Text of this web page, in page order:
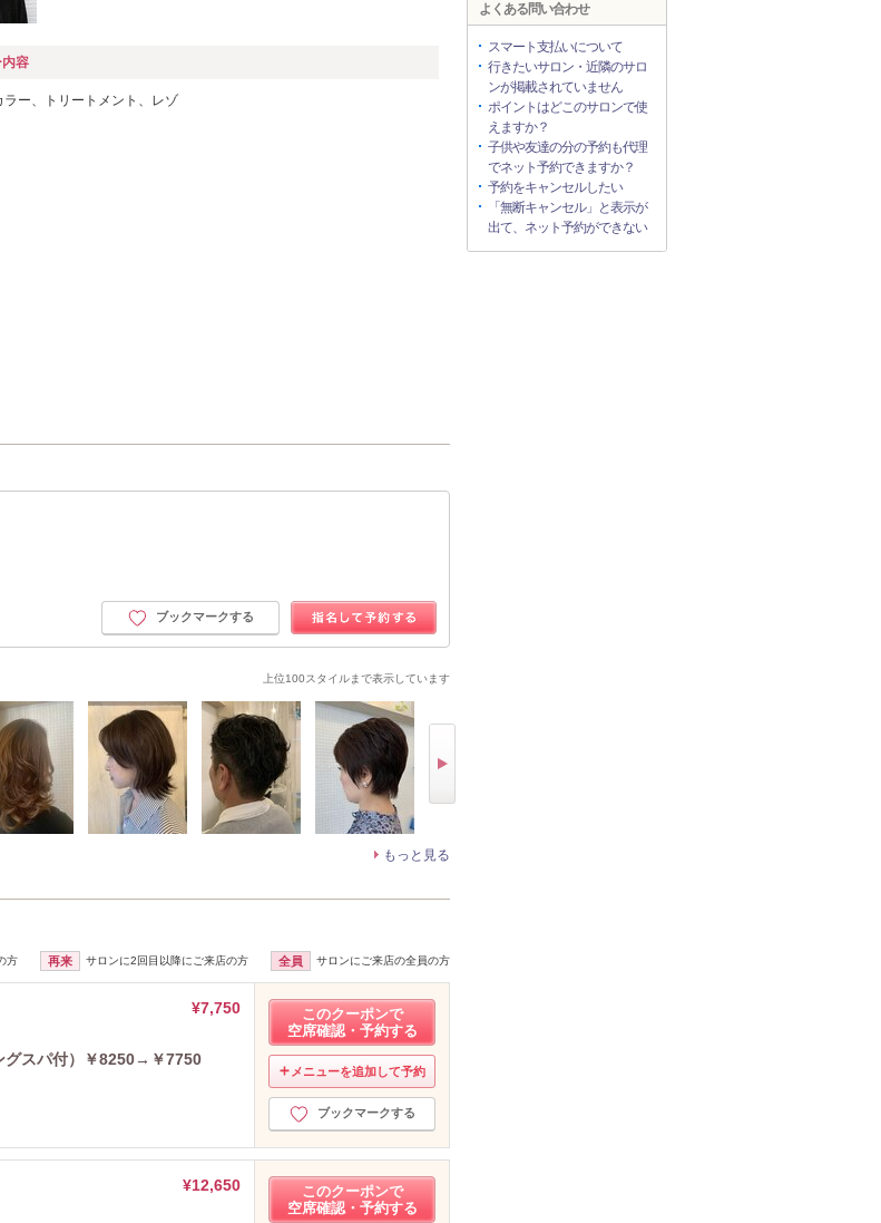
内容
ラー、トリートメント、レゾ
ブックマークする
上位100スタイルまで表示しています
もっと見る
方 再来 サロンに2回目以降にご来店の方 全員 サロンにご来店の全員の方
¥7,750
グスパ付）￥8250→￥7750
このクーポンで
空席確認・予約する
メニューを追加して予約
ブックマークする
¥12,650
このクーポンで
空席確認・予約する
よくある問い合わせ
スマート支払いについて
行きたいサロン・近隣のサロ
ンが掲載されていません
ポイントはどこのサロンで使
えますか？
子供や友達の分の予約も代理
でネット予約できますか？
予約をキャンセルしたい
「無断キャンセル」と表示が
出て、ネット予約ができない